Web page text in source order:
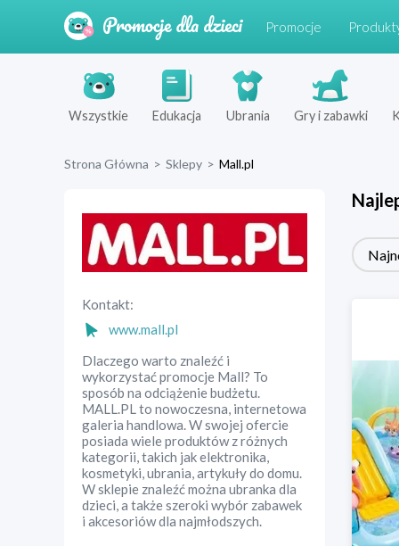
Promocje
Wszystkie Edukacja Ubrania Gry i zabawki
Strona Główna > Sklepy > Mall.pl
Kontakt:
www.mall.pl
Dlaczego warto znaleźć i
wykorzystać promocje Mall? To
sposób na odciążenie budżetu.
MALL.PL to nowoczesna, internetowa
galeria handlowa. W swojej ofercie
posiada wiele produktów z różnych
kategorii, takich jak elektronika,
kosmetyki, ubrania, artykuły do domu.
W sklepie znaleźć można ubranka dla
dzieci, a także szeroki wybór zabawek
i akcesoriów dla najmłodszych.